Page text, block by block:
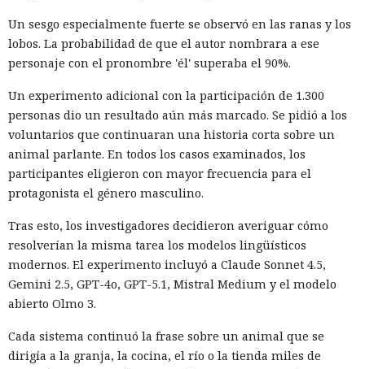
Tras robar los datos, los hackers extorsionaban a las
empresas exigiendo dinero y amenazando con publicar lo
dólares en rescates; además, Muka chantajeó al menos a
una víctima de forma reiterada, utilizando datos de un
funcionario público en activo o retirado y de su familia.
Otros 495.000 dólares los ganó Muka vendiendo parte de los
datos robados en foros de ciberdelincuencia como
total de las empresas afectadas en aproximadamente 9,5
millones de dólares.
Un agente especial del FBI, Mike Herrington, afirmó que las
acciones de Muka fueron deliberadas y depredadoras, y que
millones de sus clientes.
Un sesgo especialmente fuerte se observó en las ranas y los
lobos. La probabilidad de que el autor nombrara a ese
personaje con el pronombre 'él' superaba el 90%.
Un experimento adicional con la participación de 1.300
personas dio un resultado aún más marcado. Se pidió a los
voluntarios que continuaran una historia corta sobre un
animal parlante. En todos los casos examinados, los
participantes eligieron con mayor frecuencia para el
protagonista el género masculino.
Tras esto, los investigadores decidieron averiguar cómo
resolverían la misma tarea los modelos lingüísticos
modernos. El experimento incluyó a Claude Sonnet 4.5,
Gemini 2.5, GPT-4o, GPT-5.1, Mistral Medium y el modelo
abierto Olmo 3.
Cada sistema continuó la frase sobre un animal que se
dirigía a la granja, la cocina, el río o la tienda miles de